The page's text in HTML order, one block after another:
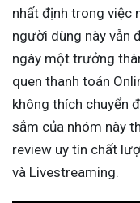
nhất định trong việc
người dùng này vẫn
ngày một trưởng
quen thanh toán
không thích chuyển
sắm của nhóm này
review uy tín chất
và Livestreaming.